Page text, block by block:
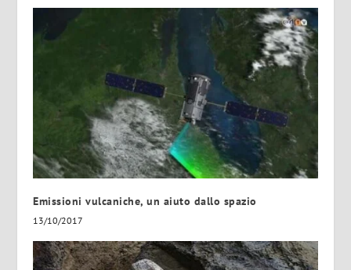
Emissioni vulcaniche, un aiuto dallo spazio
13/10/2017